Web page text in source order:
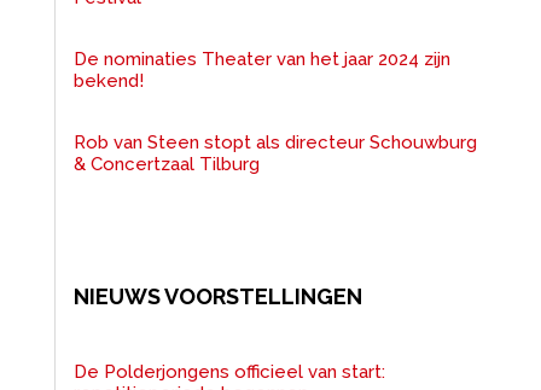
De nominaties Theater van het jaar 2024 zijn
bekend!
Rob van Steen stopt als directeur Schouwburg
& Concertzaal Tilburg
NIEUWS VOORSTELLINGEN
De Polderjongens officieel van start: